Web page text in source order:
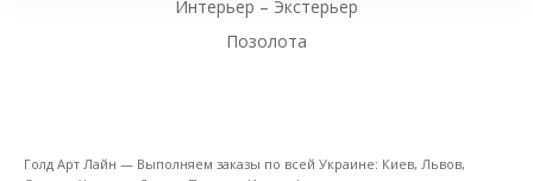
Интерьер – Экстерьер
Позолота
Голд Арт Лайн — Выполняем заказы по всей Украине: Киев, Львов,